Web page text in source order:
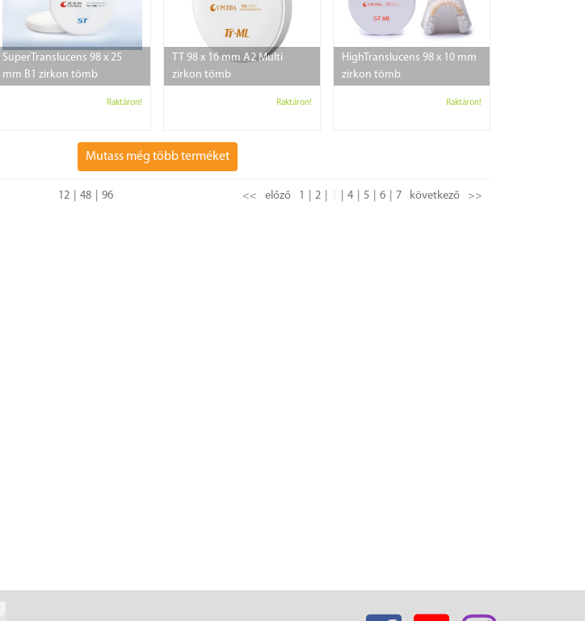
SuperTranslucens 98 x 25
mm B1 zirkon tömb
Raktáron!
TT 98 x 16 mm A2 Multi
zirkon tömb
Raktáron!
HighTranslucens 98 x 10 mm
zirkon tömb
Raktáron!
Mutass még több terméket
12 48 96 << előző 1 2 4 5 6 7 következő >>